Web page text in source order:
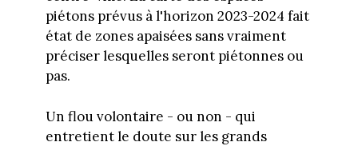
piétons prévus à l'horizon 2023-2024 fait
état de zones apaisées sans vraiment
préciser lesquelles seront piétonnes ou
pas.
Un flou volontaire - ou non - qui
entretient le doute sur les grands